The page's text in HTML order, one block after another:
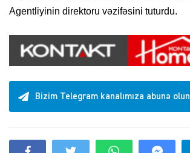
Agentliyinin direktoru vəzifəsini tuturdu.
Bizim Telegram kanalımıza abunə olun